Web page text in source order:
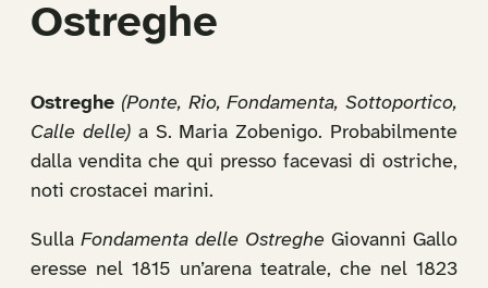
Ostreghe
Ostreghe (Ponte, Rio, Fondamenta, Sottoportico,
Calle delle)a S. Maria Zobenigo. Probabilmente
dalla vendita che qui presso facevasi di ostriche,
noti crostacei marini.
Sulla Fondamenta delle Ostreghe Giovanni Gallo
eresse nel 1815 un’arena teatrale, che nel 1823